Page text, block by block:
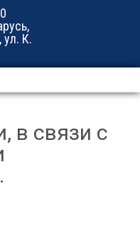
ул. К.
в связи с